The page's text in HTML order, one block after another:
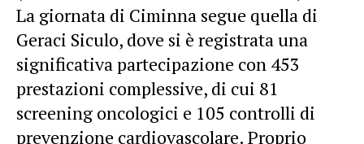
La giornata di Ciminna segue quella di
Geraci Siculo, dove si è registrata una
significativa partecipazione con 453
prestazioni complessive, di cui 81
screening oncologici e 105 controlli di
prevenzione cardiovascolare. Proprio